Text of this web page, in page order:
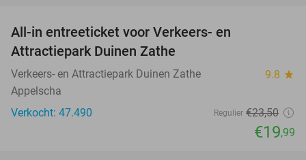
All-in entreeticket voor Verkeers- en
Attractiepark Duinen Zathe
Verkeers- en Attractiepark Duinen Zathe 9.8 star
Appelscha
Verkocht: 47.490
Regulier €23,50
€19,99